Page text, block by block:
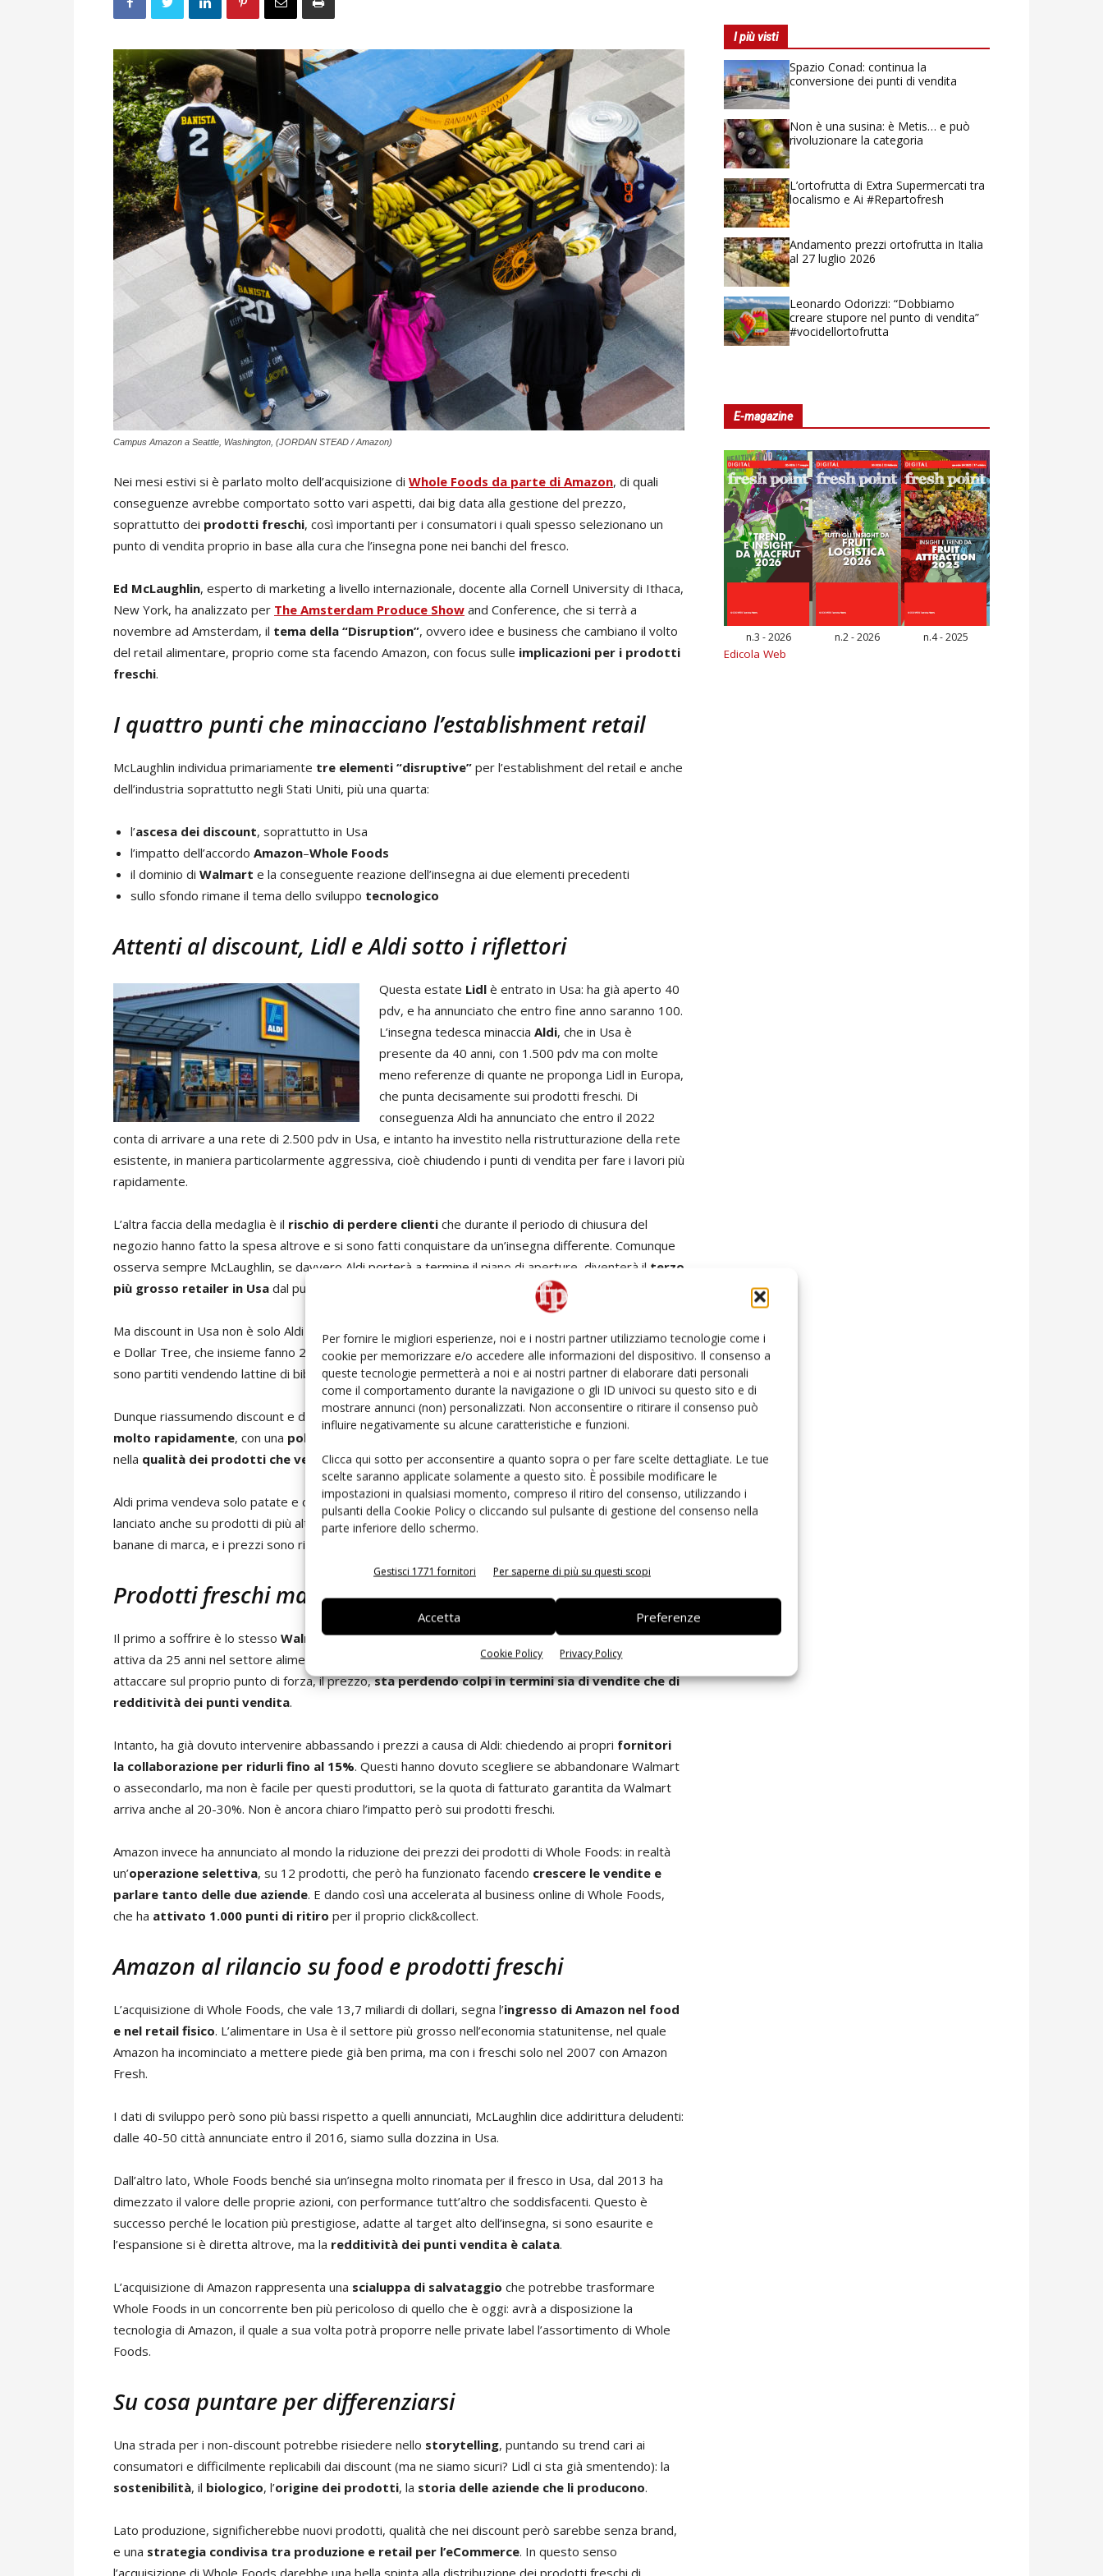
Per fornire le migliori esperienze, noi e i nostri partner utilizziamo tecnologie come i
cookie per memorizzare e/o accedere alle informazioni del dispositivo. Il consenso a
queste tecnologie permetterà a noi e ai nostri partner di elaborare dati personali
come il comportamento durante la navigazione o gli ID univoci su questo sito e di
mostrare annunci (non) personalizzati. Non acconsentire o ritirare il consenso può
influire negativamente su alcune caratteristiche e funzioni.
Clicca qui sotto per acconsentire a quanto sopra o per fare scelte dettagliate. Le tue
scelte saranno applicate solamente a questo sito. È possibile modificare le
impostazioni in qualsiasi momento, compreso il ritiro del consenso, utilizzando i
pulsanti della Cookie Policy o cliccando sul pulsante di gestione del consenso nella
parte inferiore dello schermo.
Gestisci 1771 fornitori Per saperne di più su questi scopi
Accetta Preferenze
Cookie Policy Privacy Policy
Campus Amazon a Seattle, Washington, (JORDAN STEAD / Amazon)
Nei mesi estivi si è parlato molto dell’acquisizione di Whole Foods da parte di Amazon, di quali
conseguenze avrebbe comportato sotto vari aspetti, dai big data alla gestione del prezzo,
soprattutto dei prodotti freschi, così importanti per i consumatori i quali spesso selezionano un
punto di vendita proprio in base alla cura che l’insegna pone nei banchi del fresco.
Ed McLaughlin, esperto di marketing a livello internazionale, docente alla Cornell University di Ithaca,
New York, ha analizzato per The Amsterdam Produce Show and Conference, che si terrà a
novembre ad Amsterdam, il tema della “Disruption”, ovvero idee e business che cambiano il volto
del retail alimentare, proprio come sta facendo Amazon, con focus sulle implicazioni per i prodotti
freschi.
I quattro punti che minacciano l’establishment retail
McLaughlin individua primariamente tre elementi “disruptive” per l’establishment del retail e anche
dell’industria soprattutto negli Stati Uniti, più una quarta:
l’ascesa dei discount, soprattutto in Usa
l’impatto dell’accordo Amazon–Whole Foods
il dominio di Walmart e la conseguente reazione dell’insegna ai due elementi precedenti
sullo sfondo rimane il tema dello sviluppo tecnologico
Attenti al discount, Lidl e Aldi sotto i riflettori
Questa estate Lidl è entrato in Usa: ha già aperto 40
pdv, e ha annunciato che entro fine anno saranno 100.
L’insegna tedesca minaccia Aldi, che in Usa è
presente da 40 anni, con 1.500 pdv ma con molte
meno referenze di quante ne proponga Lidl in Europa,
che punta decisamente sui prodotti freschi. Di
conseguenza Aldi ha annunciato che entro il 2022
conta di arrivare a una rete di 2.500 pdv in Usa, e intanto ha investito nella ristrutturazione della rete
esistente, in maniera particolarmente aggressiva, cioè chiudendo i punti di vendita per fare i lavori più
rapidamente.
L’altra faccia della medaglia è il rischio di perdere clienti che durante il periodo di chiusura del
negozio hanno fatto la spesa altrove e si sono fatti conquistare da un’insegna differente. Comunque
osserva sempre McLaughlin, se davvero Aldi porterà a termine il piano di aperture, diventerà il terzo
più grosso retailer in Usa dal punto di vista della rete di vendita.
Ma discount in Usa non è solo Aldi e Lidl, ci sono anche i “dollar” store , in particolare Dollar General
e Dollar Tree, che insieme fanno 28 mila pdv, di cui un terzo dotati di reparto freschi. E anche loro
sono partiti vendendo lattine di bibita e chincaglieria.
Dunque riassumendo discount e dollar stores sono potenzialmente una minaccia perchécrescono
molto rapidamente, con una politica di prezzo estremamente aggressiva
nella qualità dei prodotti che vendono.
Aldi prima vendeva solo patate e cipolle in busta, adesso non solo ha ampliato l’offerta, ma si è
lanciato anche su prodotti di più alta qualità come le fragole a marchio Driscoll’s, spezie fresche,
banane di marca, e i prezzi sono rimasti aggressivi.
Prodotti freschi ma a che prezzi
Il primo a soffrire è lo stesso Walmart, che nonostante sia l’azienda retail più grande del mondo, e
attiva da 25 anni nel settore alimentare, non essendo nato come specialista del fresco, e vedendosi
attaccare sul proprio punto di forza, il prezzo,sta perdendo colpi in termini sia di vendite che di
redditività dei punti vendita.
Intanto, ha già dovuto intervenire abbassando i prezzi a causa di Aldi: chiedendo ai propri fornitori
la collaborazione per ridurli fino al 15%. Questi hanno dovuto scegliere se abbandonare Walmart
o assecondarlo, ma non è facile per questi produttori, se la quota di fatturato garantita da Walmart
arriva anche al 20-30%. Non è ancora chiaro l’impatto però sui prodotti freschi.
Amazon invece ha annunciato al mondo la riduzione dei prezzi dei prodotti di Whole Foods: in realtà
un’operazione selettiva, su 12 prodotti, che però ha funzionato facendo crescere le vendite e
parlare tanto delle due aziende. E dando così una accelerata al business online di Whole Foods,
che ha attivato 1.000 punti di ritiro per il proprio click&collect.
Amazon al rilancio su food e prodotti freschi
L’acquisizione di Whole Foods, che vale 13,7 miliardi di dollari, segna l’ingresso di Amazon nel food
e nel retail fisico. L’alimentare in Usa è il settore più grosso nell’economia statunitense, nel quale
Amazon ha incominciato a mettere piede già ben prima, ma con i freschi solo nel 2007 con Amazon
Fresh.
I dati di sviluppo però sono più bassi rispetto a quelli annunciati, McLaughlin dice addirittura deludenti:
dalle 40-50 città annunciate entro il 2016, siamo sulla dozzina in Usa.
Dall’altro lato, Whole Foods benché sia un’insegna molto rinomata per il fresco in Usa, dal 2013 ha
dimezzato il valore delle proprie azioni, con performance tutt’altro che soddisfacenti. Questo è
successo perché le location più prestigiose, adatte al target alto dell’insegna, si sono esaurite e
l’espansione si è diretta altrove, ma la redditività dei punti vendita è calata.
L’acquisizione di Amazon rappresenta una scialuppa di salvataggio che potrebbe trasformare
Whole Foods in un concorrente ben più pericoloso di quello che è oggi: avrà a disposizione la
tecnologia di Amazon, il quale a sua volta potrà proporre nelle private label l’assortimento di Whole
Foods.
Su cosa puntare per differenziarsi
Una strada per i non-discount potrebbe risiedere nello storytelling, puntando su trend cari ai
consumatori e difficilmente replicabili dai discount (ma ne siamo sicuri? Lidl ci sta già smentendo): la
sostenibilità, il biologico, l’origine dei prodotti, la storia delle aziende che li producono.
Lato produzione, significherebbe nuovi prodotti, qualità che nei discount però sarebbe senza brand,
e una strategia condivisa tra produzione e retail per l’eCommerce. In questo senso
l’acquisizione di Whole Foods darebbe una bella spinta alla distribuzione dei prodotti freschi di
I più visti
Spazio Conad: continua la
conversione dei punti di vendita
Non è una susina: è Metis… e può
rivoluzionare la categoria
L’ortofrutta di Extra Supermercati tra
localismo e Ai #Repartofresh
Andamento prezzi ortofrutta in Italia
al 27 luglio 2026
Leonardo Odorizzi: “Dobbiamo
creare stupore nel punto di vendita”
#vocidellortofrutta
E-magazine
n.3 - 2026 n.2 - 2026 n.4 - 2025
Edicola Web